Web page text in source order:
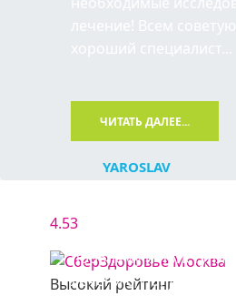
ЧИТАТЬ ДАЛЕЕ...
YAROSLAV
доктор. Сразу нашёл
проблему и приступил к
лечению, попутно все
4.53
Высокий рейтинг